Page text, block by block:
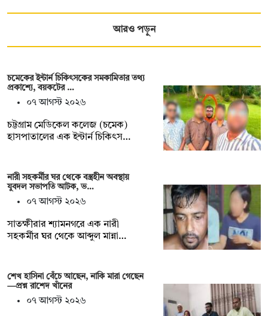
আরও পড়ুন
চমেকের ইন্টার্ন চিকিৎসকের সমকামিতার তথ্য
প্রকাশ্যে, বয়কটের …
০৭ আগস্ট ২০২৬
চট্টগ্রাম মেডিকেল কলেজ (চমেক)
হাসপাতালের এক ইন্টার্ন চিকিৎস…
নারী সহকর্মীর ঘর থেকে বস্ত্রহীন অবস্থায়
যুবদল সভাপতি আটক, ভ…
০৭ আগস্ট ২০২৬
সাতক্ষীরার শ্যামনগরে এক নারী
সহকর্মীর ঘর থেকে আব্দুল মান্না…
শেখ হাসিনা বেঁচে আছেন, নাকি মারা গেছেন
—প্রশ্ন রাশেদ খাঁনের
০৭ আগস্ট ২০২৬